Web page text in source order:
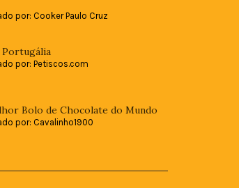
por: Cooker Paulo Cruz
Portugália
por: Petiscos.com
Bolo de Chocolate do Mundo
por: Cavalinho1900